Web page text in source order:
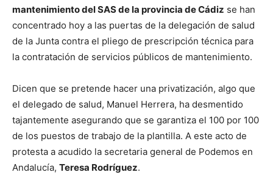
mantenimiento del SAS de la provincia de Cádiz se han
concentrado hoy a las puertas de la delegación de salud
de la Junta contra el pliego de prescripción técnica para
la contratación de servicios públicos de mantenimiento.
Dicen que se pretende hacer una privatización, algo que
el delegado de salud, Manuel Herrera, ha desmentido
tajantemente asegurando que se garantiza el 100 por 100
de los puestos de trabajo de la plantilla. A este acto de
protesta a acudido la secretaria general de Podemos en
Andalucía, Teresa Rodríguez.